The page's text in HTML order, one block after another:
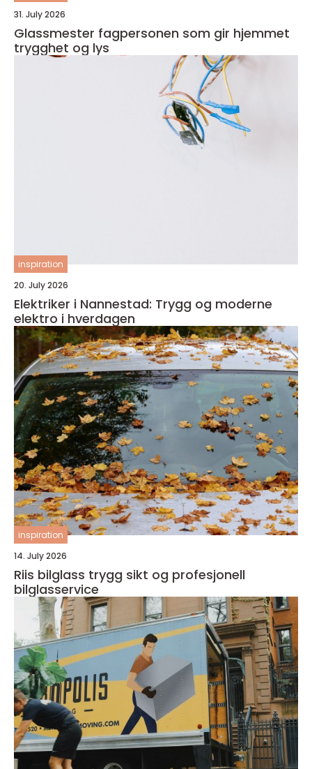
31. July 2026
Glassmester fagpersonen som gir hjemmet
trygghet og lys
inspiration
20. July 2026
Elektriker i Nannestad: Trygg og moderne
elektro i hverdagen
inspiration
14. July 2026
Riis bilglass trygg sikt og profesjonell
bilglasservice